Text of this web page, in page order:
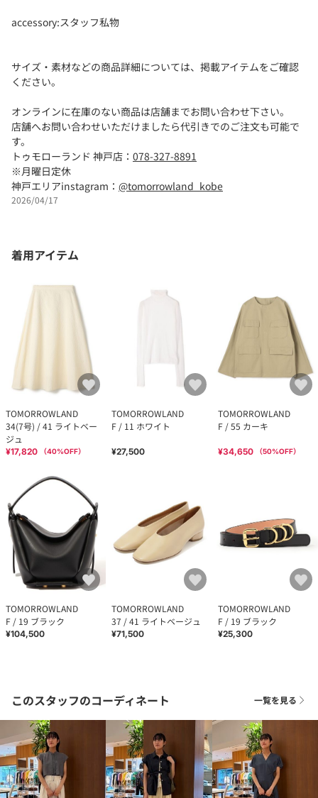
accessory:スタッフ私物
サイズ・素材などの商品詳細については、掲載アイテムをご確認
ください。
オンラインに在庫のない商品は店舗までお問い合わせ下さい。
店舗へお問い合わせいただけましたら代引きでのご注文も可能で
す。
トゥモローランド 神戸店： 078-327-8891
※月曜日定休
神戸エリアinstagram： @tomorrowland_kobe
2026/04/17
着用アイテム
TOMORROWLAND
34(7号) / 41 ライトベー
ジュ
¥17,820 （40%OFF）
TOMORROWLAND
F / 11 ホワイト
¥27,500
TOMORROWLAND
F / 55 カーキ
¥34,650 （50%OFF）
TOMORROWLAND
F / 19 ブラック
¥104,500
TOMORROWLAND
37 / 41 ライトベージュ
¥71,500
TOMORROWLAND
F / 19 ブラック
¥25,300
このスタッフのコーディネート 一覧を見る